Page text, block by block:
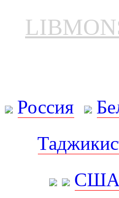
Россия
США-